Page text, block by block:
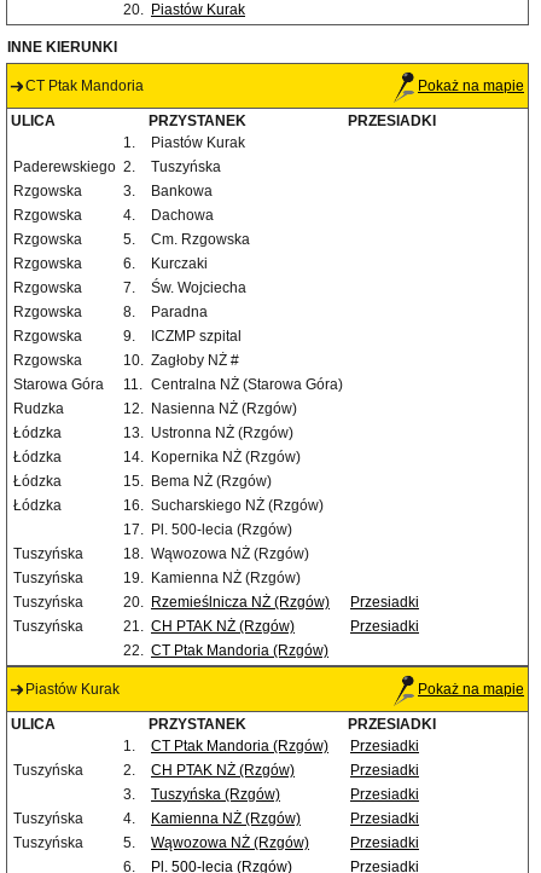
20. Piastów Kurak
INNE KIERUNKI
CT Ptak Mandoria Pokaż na mapie
ULICA PRZYSTANEK
PRZESIADKI
1.
Piastów Kurak
Paderewskiego 2.
Tuszyńska
Rzgowska
3.
Bankowa
Rzgowska
4.
Dachowa
Rzgowska
5.
Cm. Rzgowska
Rzgowska
6.
Kurczaki
Rzgowska
7.
Św. Wojciecha
Rzgowska
8.
Paradna
Rzgowska
9.
ICZMP szpital
Rzgowska
10. Zagłoby NŻ #
Starowa Góra
11. Centralna NŻ (Starowa Góra)
Rudzka
12. Nasienna NŻ (Rzgów)
Łódzka
13. Ustronna NŻ (Rzgów)
Łódzka
14. Kopernika NŻ (Rzgów)
Łódzka
15. Bema NŻ (Rzgów)
Łódzka
16. Sucharskiego NŻ (Rzgów)
17. Pl. 500-lecia (Rzgów)
Tuszyńska
18. Wąwozowa NŻ (Rzgów)
Tuszyńska
19. Kamienna NŻ (Rzgów)
Tuszyńska
20. Rzemieślnicza NŻ (Rzgów)
Przesiadki
Tuszyńska
21. CH PTAK NŻ (Rzgów)
Przesiadki
22. CT Ptak Mandoria (Rzgów)
Piastów Kurak Pokaż na mapie
ULICA PRZYSTANEK
PRZESIADKI
1.
CT Ptak Mandoria (Rzgów)
Przesiadki
Tuszyńska
2. CH PTAK NŻ (Rzgów)
Przesiadki
3.
Tuszyńska (Rzgów)
Przesiadki
Tuszyńska
4. Kamienna NŻ (Rzgów)
Przesiadki
Tuszyńska
5. Wąwozowa NŻ (Rzgów)
Przesiadki
6.
Pl. 500-lecia (Rzgów) Przesiadki